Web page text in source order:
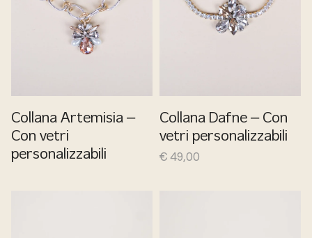
Collana Artemisia –
Con vetri
personalizzabili
Collana Dafne – Con
vetri personalizzabili
€49,00